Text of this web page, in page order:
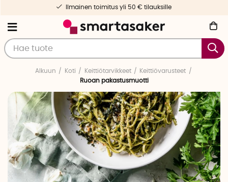
Ilmainen toimitus yli 50 € tilauksille
Alkuun Koti Keittiötarvikkeet
Keittiövarusteet
Ruoan pakastusmuotti